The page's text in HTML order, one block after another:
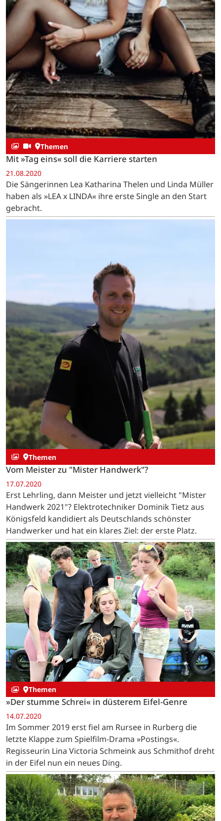
Themen
Mit »Tag eins« soll die Karriere starten
21.08.2020
Die Sängerinnen Lea Katharina Thelen und Linda Müller
haben als »LEA x LINDA« ihre erste Single an den Start
gebracht.
Themen
Vom Meister zu "Mister Handwerk"?
17.07.2020
Erst Lehrling, dann Meister und jetzt vielleicht "Mister
Handwerk 2021"? Elektrotechniker Dominik Tietz aus
Königsfeld kandidiert als Deutschlands schönster
Handwerker und hat ein klares Ziel: der erste Platz.
Themen
»Der stumme Schrei« in düsterem Eifel-Genre
14.07.2020
Im Sommer 2019 erst fiel am Rursee in Rurberg die
letzte Klappe zum Spielfilm-Drama »Postings«.
Regisseurin Lina Victoria Schmeink aus Schmithof dreht
in der Eifel nun ein neues Ding.